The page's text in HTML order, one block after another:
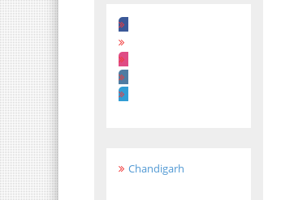
Chandigarh